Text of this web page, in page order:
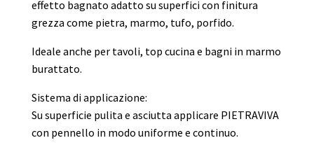
effetto bagnato adatto su superfici con finitura
grezza come pietra, marmo, tufo, porfido.
Ideale anche per tavoli, top cucina e bagni in marmo
burattato.
Sistema di applicazione:
Su superficie pulita e asciutta applicare PIETRAVIVA
con pennello in modo uniforme e continuo.